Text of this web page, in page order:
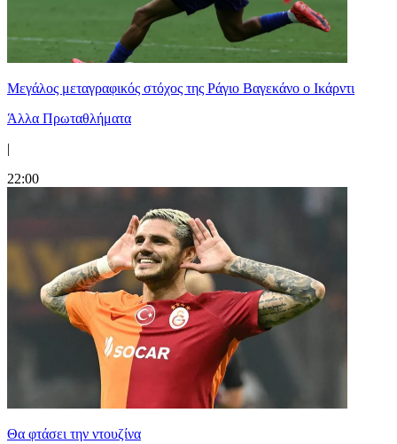
Μεγάλος μεταγραφικός στόχος της Ράγιο Βαγεκάνο ο Ικάρντι
Άλλα Πρωταθλήματα
|
22:00
Θα φτάσει την ντουζίνα